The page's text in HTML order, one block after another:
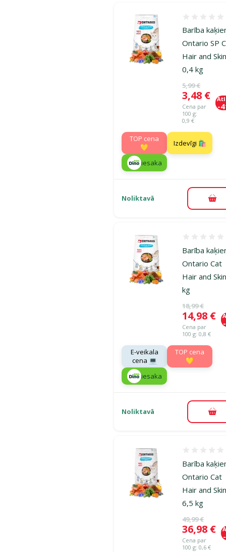
Barība
Ontario SP
Hair and
0,4 kg
Oriģinālā
5,99 €
Cena
3,48 €
Cena par
100 g:
0,9 €
-
TOP cena
💛
Izdevīgi 🛍️
iesaka
Noliktavā
Barība
Ontario Cat
Hair and
kg
Oriģinālā
18,99 €
Cena
14,98 €
Cena par
100 g: 0,8 €
E-veikala
cena 💻
TOP cena
💛
iesaka
Noliktavā
Barība
Ontario Cat
Hair and
6,5 kg
Oriģinālā
49,99 €
Cena
36,98 €
Cena par
100 g: 0,6 €